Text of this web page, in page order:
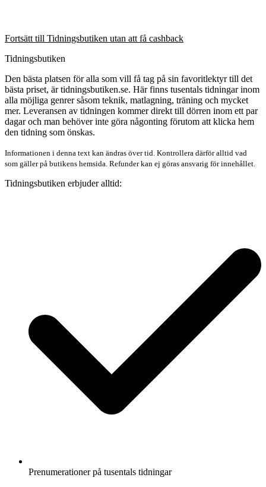
Fortsätt till Tidningsbutiken utan att få cashback
Tidningsbutiken
Den bästa platsen för alla som vill få tag på sin favoritlektyr till det
bästa priset, är tidningsbutiken.se. Här finns tusentals tidningar inom
alla möjliga genrer såsom teknik, matlagning, träning och mycket
mer. Leveransen av tidningen kommer direkt till dörren inom ett par
dagar och man behöver inte göra någonting förutom att klicka hem
den tidning som önskas.
Informationen i denna text kan ändras över tid. Kontrollera därför alltid vad
som gäller på butikens hemsida. Refunder kan ej göras ansvarig för innehållet.
Tidningsbutiken erbjuder alltid:
Prenumerationer på tusentals tidningar